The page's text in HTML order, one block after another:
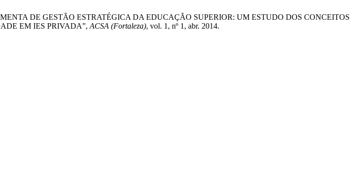
DE GESTÃO ESTRATÉGICA DA EDUCAÇÃO SUPERIOR: UM ESTUDO DOS CONCEITOS
EM IES PRIVADA”, ACSA (Fortaleza), vol. 1, nº 1, abr. 2014.